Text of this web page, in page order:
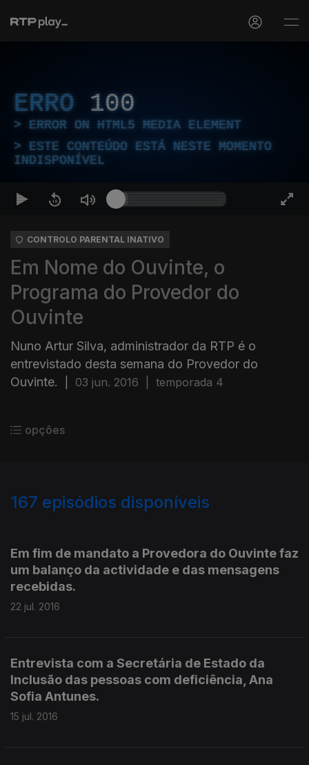
ERRO 100
ERROR ON HTML5 MEDIA ELEMENT
ESTE CONTEÚDO ESTÁ NESTE MOMENTO
INDISPONÍVEL
CONTROLO PARENTAL INATIVO
Em Nome do Ouvinte, o
Programa do Provedor do
Ouvinte
Nuno Artur Silva, administrador da RTP é o
entrevistado desta semana do Provedor do
Ouvinte.
03 jun. 2016 temporada 4
opções
167 episódios disponíveis
Em fim de mandato a Provedora do Ouvinte faz
um balanço da actividade e das mensagens
recebidas.
22 jul. 2016
Entrevista com a Secretária de Estado da
Inclusão das pessoas com deficiência, Ana
Sofia Antunes.
15 jul. 2016